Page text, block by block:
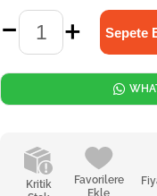
Kritik
Favorilere
Ekle